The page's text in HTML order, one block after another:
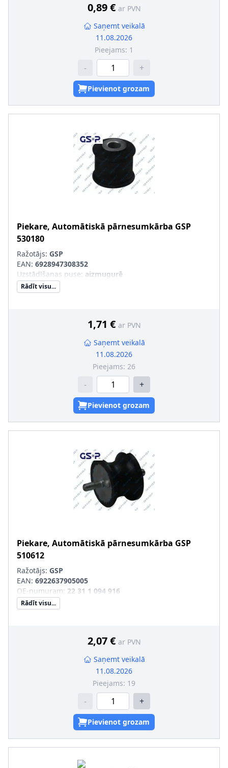
0,89 € ar PVN
Saņemt veikalā
11.08.2026
Pieejams: 1
- +
Pievienot grozam
Piekare, Automātiskā pārnesumkārba GSP
530180
Ražotājs: GSP
EAN: 6928947308352
Uzstādīšanas puse: aizmugurē
Rādīt visu...
1,71 € ar PVN
Saņemt veikalā
11.08.2026
Pieejams: 26
- +
Pievienot grozam
Piekare, Automātiskā pārnesumkārba GSP
510612
Ražotājs: GSP
EAN: 6922637905005
OE-numuram: 22 31 1 094 916
Rādīt visu...
2,07 € ar PVN
Saņemt veikalā
11.08.2026
Pieejams: 19
- +
Pievienot grozam